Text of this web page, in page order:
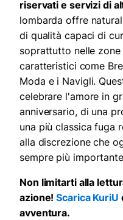
riservati e servizi di
lombarda offre
di qualità capaci di
soprattutto nelle
caratteristici come
Moda e i Navigli.
celebrare l'amore in
anniversario, di una
una più classica fuga
alla discrezione che
sempre più
Non limitarti alla
azione!Scarica KuriU
avventura.